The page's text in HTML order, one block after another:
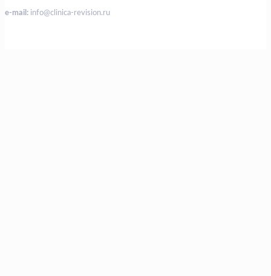
e-mail: info@clinica-revision.ru